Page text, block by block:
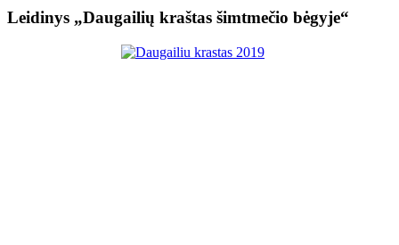
Leidinys „Daugailių kraštas šimtmečio bėgyje“